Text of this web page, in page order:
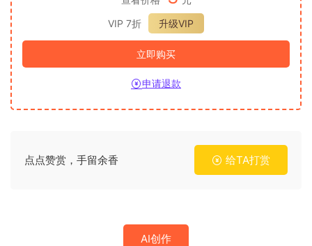
VIP 7折
升级VIP
立即购买
申请退款
点点赞赏，手留余香 给TA打赏
AI创作